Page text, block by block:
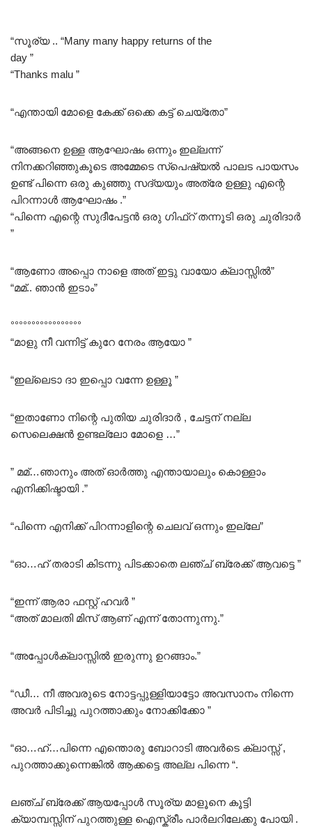
“സൂര്യ .. “Many many happy returns of the
day ”
“Thanks malu ”
“എന്തായി മോളെ കേക്ക് ഒക്കെ കട്ട് ചെയ്തോ”
“അങ്ങനെ ഉള്ള ആഘോഷം ഒന്നും ഇല്ലന്ന്
നിനക്കറിഞ്ഞുകൂടെ അമ്മേടെ സ്പെഷ്യൽ പാലട പായസം
ഉണ്ട് പിന്നെ ഒരു കുഞ്ഞു സദ്യയും അത്രേ ഉള്ളു എന്റെ
പിറന്നാൾ ആഘോഷം .”
“പിന്നെ എന്റെ സുദീപേട്ടൻ ഒരു ഗിഫ്റ് തന്നൂടി ഒരു ചുരിദാർ
”
“ആണോ അപ്പൊ നാളെ അത് ഇട്ടു വായോ ക്ലാസ്സിൽ”
“മമ്.. ഞാൻ ഇടാം”
°°°°°°°°°°°°°°°°°
“മാളു നീ വന്നിട്ട് കുറേ നേരം ആയോ ”
“ഇല്ലെടാ ദാ ഇപ്പൊ വന്നേ ഉള്ളൂ ”
“ഇതാണോ നിന്റെ പുതിയ ചുരിദാർ , ചേട്ടന് നല്ല
സെലെക്ഷൻ ഉണ്ടല്ലോ മോളെ …”
” മമ്…ഞാനും അത് ഓർത്തു എന്തായാലും കൊള്ളാം
എനിക്കിഷ്ടായി .”
“പിന്നെ എനിക്ക് പിറന്നാളിന്റെ ചെലവ് ഒന്നും ഇല്ലേ”
“ഓ…ഹ് തരാടി കിടന്നു പിടക്കാതെ ലഞ്ച് ബ്രേക്ക് ആവട്ടെ ”
“ഇന്ന് ആരാ ഫസ്റ്റ് ഹവർ ”
“അത് മാലതി മിസ് ആണ് എന്ന് തോന്നുന്നു.”
“അപ്പോൾക്ലാസ്സിൽ ഇരുന്നു ഉറങ്ങാം.”
“ഡീ… നീ അവരുടെ നോട്ടപ്പുള്ളിയാട്ടോ അവസാനം നിന്നെ
അവർ പിടിച്ചു പുറത്താക്കും നോക്കിക്കോ ”
“ഓ…ഹ്…പിന്നെ എന്തൊരു ബോറാടി അവർടെ ക്ലാസ്സ്‌ ,
പുറത്താക്കുന്നെങ്കിൽ ആക്കട്ടെ അല്ല പിന്നെ “.
ലഞ്ച് ബ്രേക്ക് ആയപ്പോൾ സൂര്യ മാളൂനെ കൂട്ടി
ക്യാമ്പസ്സിന് പുറത്തുള്ള ഐസ്ക്രീം പാർലറിലേക്കു പോയി .